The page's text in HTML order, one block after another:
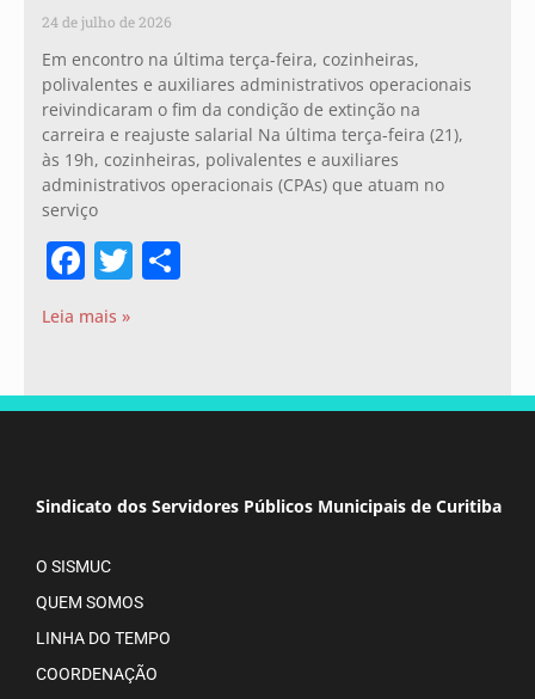
24 de julho de 2026
Em encontro na última terça-feira, cozinheiras,
polivalentes e auxiliares administrativos operacionais
reivindicaram o fim da condição de extinção na
carreira e reajuste salarial Na última terça-feira (21),
às 19h, cozinheiras, polivalentes e auxiliares
administrativos operacionais (CPAs) que atuam no
serviço
Facebook
Twitter
Leia mais »
Sindicato dos Servidores Públicos Municipais de Curitiba
O SISMUC
QUEM SOMOS
LINHA DO TEMPO
COORDENAÇÃO